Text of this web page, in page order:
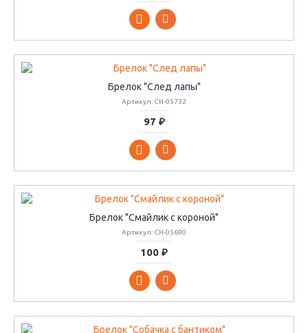
Брелок "След лапы"
Артикул: CH-05732
97 ₽
Брелок "Смайлик с короной"
Артикул: CH-05690
100 ₽